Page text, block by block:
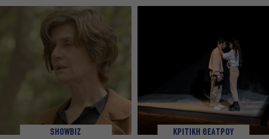
SHOWBIZ ΚΡΙΤΙΚΗ ΘΕΑΤΡΟΥ